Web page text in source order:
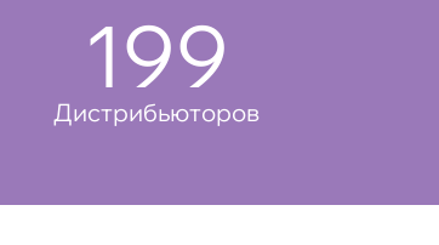
200
Дистрибьюторов